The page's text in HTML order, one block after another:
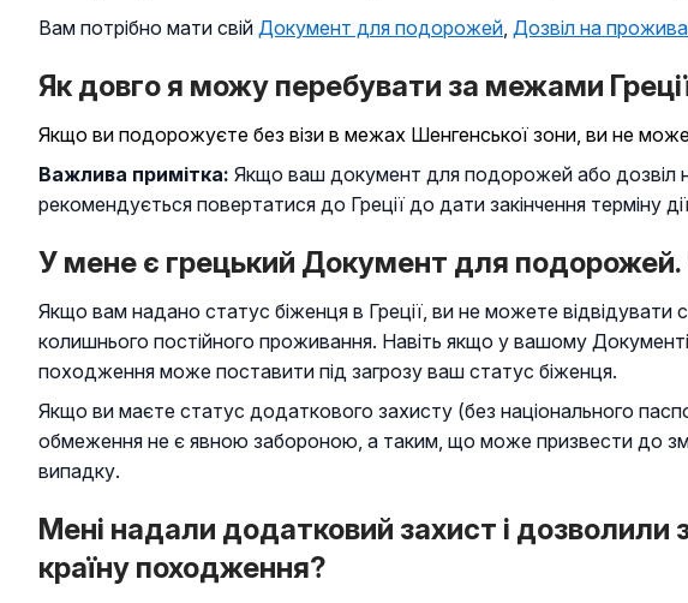
Вам потрібно мати свій Документ для подорожей, Дозвіл на
Як довго я можу перебувати за межами
Якщо ви подорожуєте без візи в межах Шенгенської зони, ви не
Важлива примітка: Якщо ваш документ для подорожей або дозвіл
рекомендується повертатися до Греції до дати закінчення терміну
У мене є грецький Документ для
Якщо вам надано статус біженця в Греції, ви не можете
колишнього постійного проживання. Навіть якщо у вашому
походження може поставити під загрозу ваш статус біженця.
Якщо ви маєте статус додаткового захисту (без національного
обмеження не є явною забороною, а таким, що може призвести до
випадку.
Мені надали додатковий захист і дозволили
країну походження?